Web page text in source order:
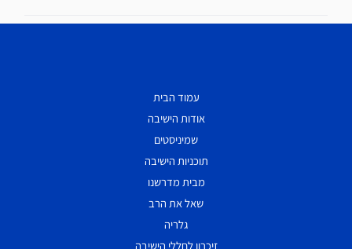
עמוד הבית
אודות הישיבה
שמיניסטים
תוכניות הישיבה
מבית מדרשנו
שאל את הרב
גלריה
זיכרון לחללי הישיבה